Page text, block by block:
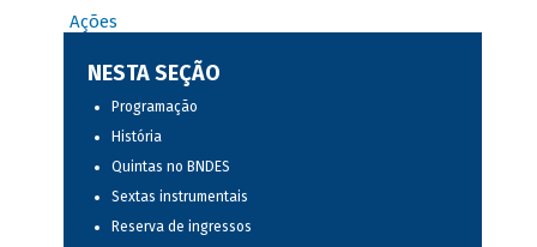
Ações
NESTA SEÇÃO
Programação
História
Quintas no BNDES
Sextas instrumentais
Reserva de ingressos